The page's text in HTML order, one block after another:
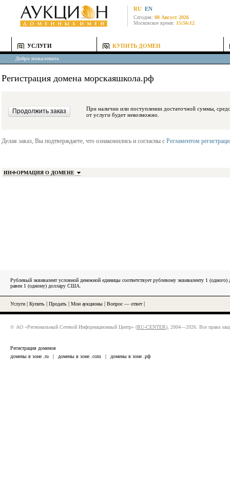
RU EN
Сегодня: 08 Август 2026
Московское время: 15:56:12
УСЛУГИ КУПИТЬ ДОМЕН
Добро пожаловать
Регистрация домена морскаяшкола.рф
При наличии или поступлении достаточной суммы, средства будут
от услуги будет невозможно.
Делая заказ, Вы подтверждаете, что ознакомились и согласны с Регламентом
ИНФОРМАЦИЯ О ДОМЕНЕ
Рублевый эквивалент условной денежной единицы соответствует рублевому эквиваленту 1
равен 1 (одному) доллару США.
Услуги Купить Продать Мои аукционы Вопрос — ответ|
© АО «Региональный Сетевой Информационный Центр» (RU-CENTER), 2004—2026. Все права
Регистрация доменов
домены в зоне .ru
| домены в зоне .com | домены в зоне .рф